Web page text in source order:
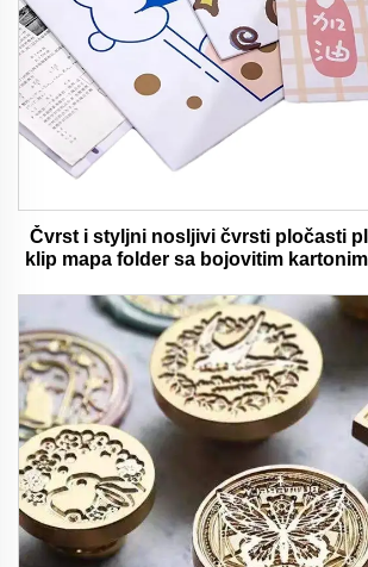
Čvrst i styljni nosljivi čvrsti pločasti
klip mapa folder sa bojovitim